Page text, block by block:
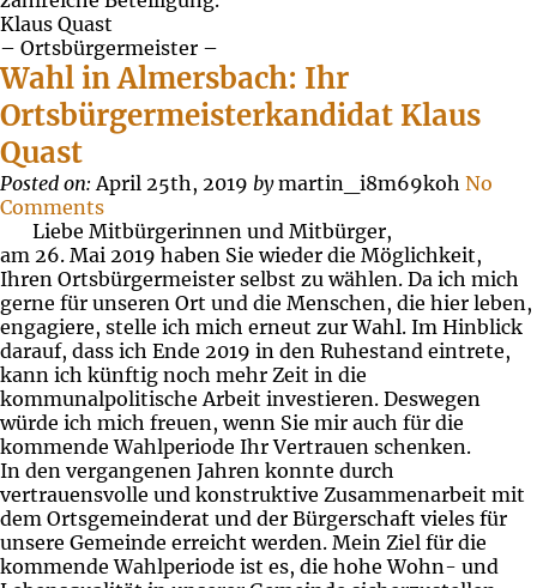
Klaus Quast
– Ortsbürgermeister –
Wahl in Almersbach: Ihr
Ortsbürgermeisterkandidat Klaus
Quast
Posted on: April 25th, 2019 bymartin_i8m69koh No
Comments
Liebe Mitbürgerinnen und Mitbürger,
am 26. Mai 2019 haben Sie wieder die Möglichkeit,
Ihren Ortsbürgermeister selbst zu wählen. Da ich mich
gerne für unseren Ort und die Menschen, die hier leben,
engagiere, stelle ich mich erneut zur Wahl. Im Hinblick
darauf, dass ich Ende 2019 in den Ruhestand eintrete,
kann ich künftig noch mehr Zeit in die
kommunalpolitische Arbeit investieren. Deswegen
würde ich mich freuen, wenn Sie mir auch für die
kommende Wahlperiode Ihr Vertrauen schenken.
In den vergangenen Jahren konnte durch
vertrauensvolle und konstruktive Zusammenarbeit mit
dem Ortsgemeinderat und der Bürgerschaft vieles für
unsere Gemeinde erreicht werden. Mein Ziel für die
kommende Wahlperiode ist es, die hohe Wohn- und